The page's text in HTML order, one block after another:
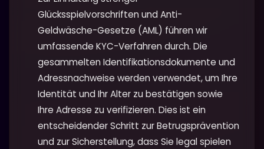
Glücksspielvorschriften und Anti-
Geldwäsche-Gesetze (AML) führen wir
umfassende KYC-Verfahren durch. Die
gesammelten Identifikationsdokumente und
Adressnachweise werden verwendet, um Ihre
Identität und Ihr Alter zu bestätigen sowie
Ihre Adresse zu verifizieren. Dies ist ein
entscheidender Schritt zur Betrugsprävention
und zur Sicherstellung, dass Sie legal spielen